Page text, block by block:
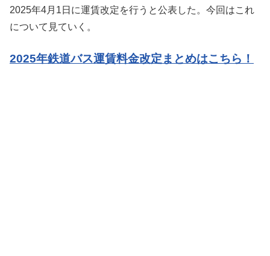
2025年4月1日に運賃改定を行うと公表した。今回はこれ
について見ていく。
2025年鉄道バス運賃料金改定まとめはこちら！